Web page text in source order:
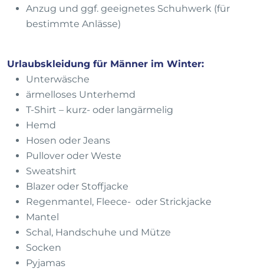
Anzug und ggf. geeignetes Schuhwerk (für
bestimmte Anlässe)
Urlaubskleidung für Männer im Winter:
Unterwäsche
ärmelloses Unterhemd
T-Shirt – kurz- oder langärmelig
Hemd
Hosen oder Jeans
Pullover oder Weste
Sweatshirt
Blazer oder Stoffjacke
Regenmantel, Fleece- oder Strickjacke
Mantel
Schal, Handschuhe und Mütze
Socken
Pyjamas